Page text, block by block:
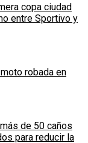
copa ciudad
entre Sportivo y
robada en
de 50 caños
para reducir la